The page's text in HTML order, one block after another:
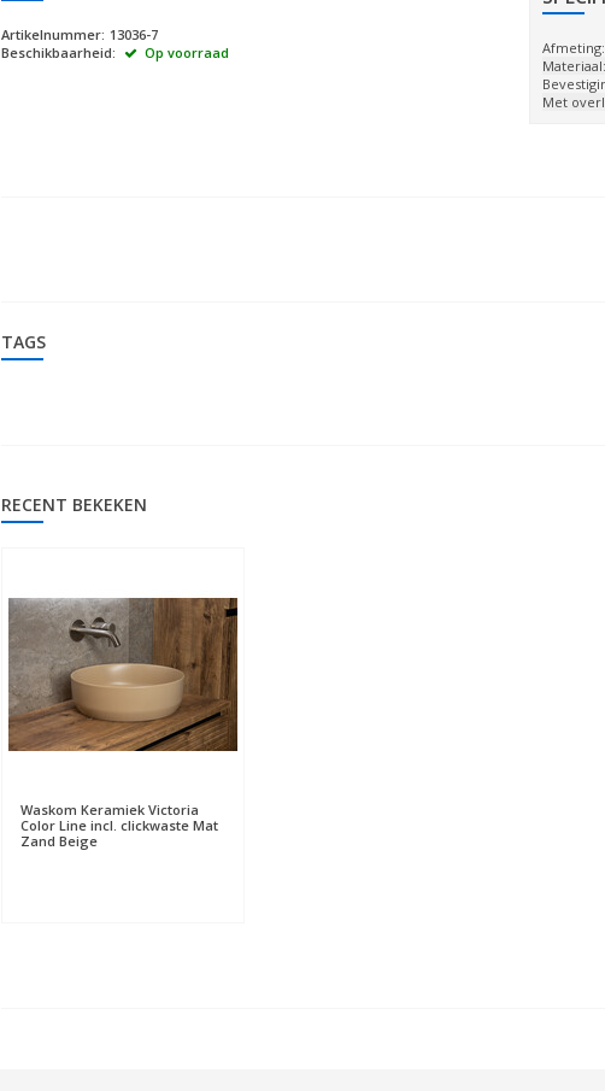
Artikelnummer: 13036-7
Beschikbaarheid:
Op voorraad Afmeting:
Materiaal:
Met
TAGS
RECENT BEKEKEN
Waskom Keramiek Victoria
Color Line incl. clickwaste Mat
Zand Beige